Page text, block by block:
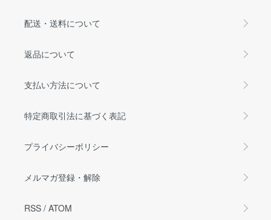
配送・送料について
返品について
支払い方法について
特定商取引法に基づく表記
プライバシーポリシー
メルマガ登録・解除
RSS / ATOM